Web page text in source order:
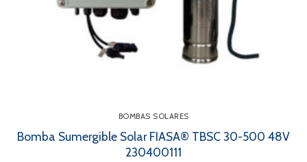
BOMBAS SOLARES
Bomba Sumergible Solar FIASA® TBSC 30-500 48V
230400111